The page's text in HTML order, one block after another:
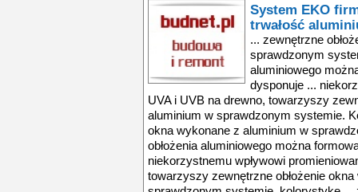
System EKO
trwałość
... zewnętrzne
sprawdzonym
aluminiowego
dysponuje ...
UVA i UVB na drewno, towarzyszy
aluminium w sprawdzonym systemie.
okna wykonane z aluminium w
obłożenia aluminiowego można
niekorzystnemu wpływowi
towarzyszy zewnętrzne obłożenie